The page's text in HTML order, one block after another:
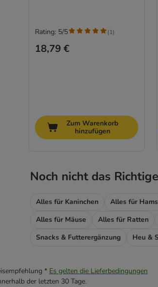
18,79 €
Rating: 5/5 (1)
Zum Warenkorb
hinzufügen
Noch nicht das
Alles für Kaninchen Alles für
Alles für Mäuse
Alles für Ratten
Snacks & Futterergänzung
Heu &
* Es gelten die Lieferbedingungen
der letzten 30 Tage.